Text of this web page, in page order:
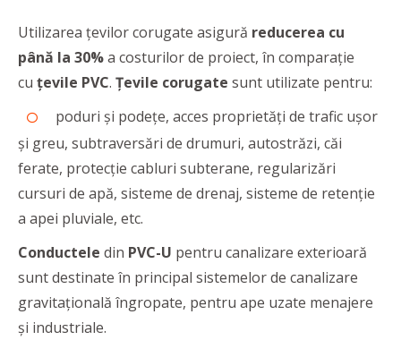
Utilizarea țevilor corugate asigură reducerea cu
până la 30%a costurilor de proiect, în comparație
cu țevile PVC. Țevile corugate sunt utilizate pentru:
poduri și podețe, acces proprietăți de trafic ușor
și greu, subtraversări de drumuri, autostrăzi, căi
ferate, protecție cabluri subterane, regularizări
cursuri de apă, sisteme de drenaj, sisteme de retenție
a apei pluviale, etc.
Conductele din PVC-U pentru canalizare exterioară
sunt destinate în principal sistemelor de canalizare
gravitațională îngropate, pentru ape uzate menajere
și industriale.